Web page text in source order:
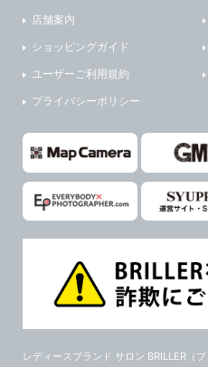
店舗案内
ショッピングガイド
ユーザーご利用規約
プライバシーポリシー
レディースブランド サロン BRILLER（ブ